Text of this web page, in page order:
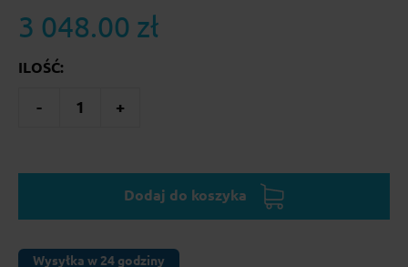
3 048.00 zł
ILOŚĆ:
- 1 +
Dodaj do koszyka
Wysyłka w 24 godziny